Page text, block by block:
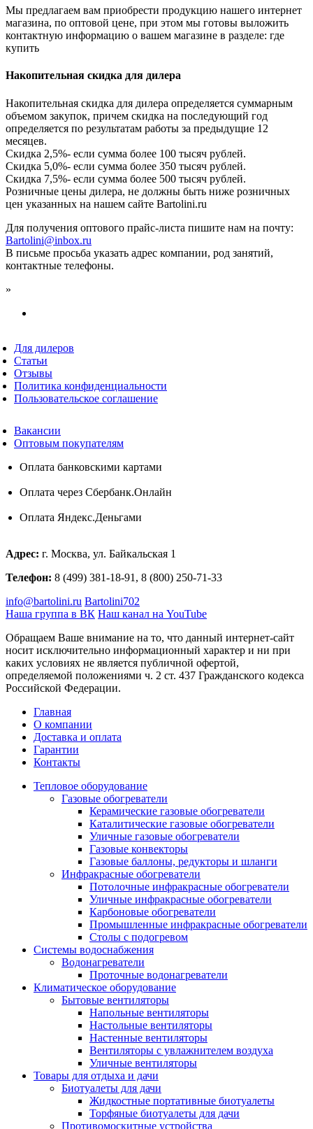
Мы предлагаем вам приобрести продукцию нашего интернет
магазина, по оптовой цене, при этом мы готовы выложить
контактную информацию о вашем магазине в разделе: где
купить
Накопительная скидка для дилера
Накопительная скидка для дилера определяется суммарным
объемом закупок, причем скидка на последующий год
определяется по результатам работы за предыдущие 12
месяцев.
Скидка 2,5%- если сумма более 100 тысяч рублей.
Скидка 5,0%- если сумма более 350 тысяч рублей.
Скидка 7,5%- если сумма более 500 тысяч рублей.
Розничные цены дилера, не должны быть ниже розничных
цен указанных на нашем сайте Bartolini.ru
Для получения оптового прайс-листа пишите нам на почту:
Bartolini@inbox.ru
В письме просьба указать адрес компании, род занятий,
контактные телефоны.
»
Для дилеров
Статьи
Отзывы
Политика конфиденциальности
Пользовательское соглашение
Вакансии
Оптовым покупателям
Оплата банковскими картами
Оплата через Сбербанк.Онлайн
Оплата Яндекс.Деньгами
Адрес: г. Москва, ул. Байкальская 1
Телефон: 8 (499) 381-18-91, 8 (800) 250-71-33
info@bartolini.ru Bartolini702
Наша группа в ВК Наш канал на YouTube
Обращаем Ваше внимание на то, что данный интернет-сайт
носит исключительно информационный характер и ни при
каких условиях не является публичной офертой,
определяемой положениями ч. 2 ст. 437 Гражданского кодекса
Российской Федерации.
Главная
О компании
Доставка и оплата
Гарантии
Контакты
Тепловое оборудование
Газовые обогреватели
Керамические газовые обогреватели
Каталитические газовые обогреватели
Уличные газовые обогреватели
Газовые конвекторы
Газовые баллоны, редукторы и шланги
Инфракрасные обогреватели
Потолочные инфракрасные обогреватели
Уличные инфракрасные обогреватели
Карбоновые обогреватели
Промышленные инфракрасные обогреватели
Столы с подогревом
Системы водоснабжения
Водонагреватели
Проточные водонагреватели
Климатическое оборудование
Бытовые вентиляторы
Напольные вентиляторы
Настольные вентиляторы
Настенные вентиляторы
Вентиляторы с увлажнителем воздуха
Уличные вентиляторы
Товары для отдыха и дачи
Биотуалеты для дачи
Жидкостные портативные биотуалеты
Торфяные биотуалеты для дачи
Противомоскитные устройства